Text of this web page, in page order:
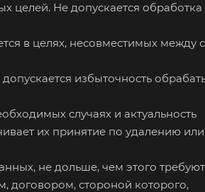
целей. Не допускается обработка
в целях, несовместимых между
избыточность
случаях и актуальность
их принятие по удалению
не дольше, чем этого
договором, стороной которого,